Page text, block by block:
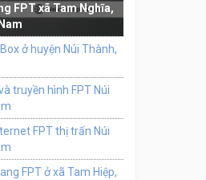
FPT xã Tam Nghĩa,
ở huyện Núi Thành,
truyền hình FPT Núi
FPT thị trấn Núi
FPT ở xã Tam Hiệp,